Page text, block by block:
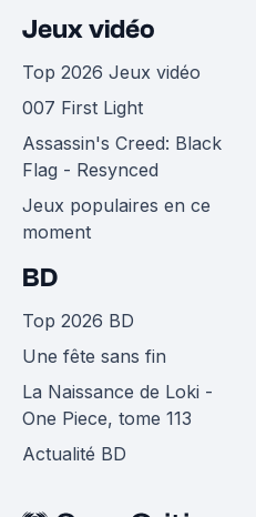
Jeux vidéo
Top 2026 Jeux vidéo
007 First Light
Assassin's Creed: Black
Flag - Resynced
Jeux populaires en ce
moment
BD
Top 2026 BD
Une fête sans fin
La Naissance de Loki -
One Piece, tome 113
Actualité BD